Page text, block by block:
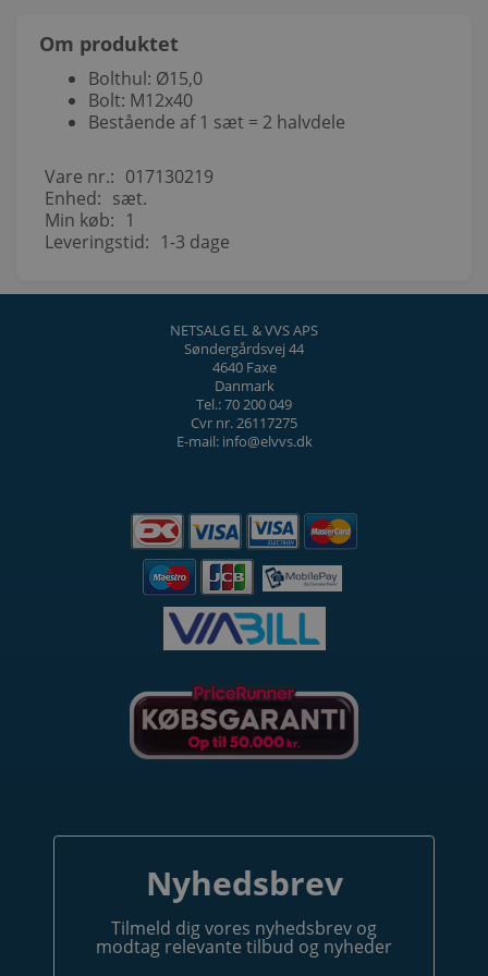
Om produktet
Bolthul: Ø15,0
Bolt: M12x40
Bestående af 1 sæt = 2 halvdele
Vare nr.: 017130219
Enhed: sæt.
Min køb: 1
Leveringstid: 1-3 dage
NETSALG EL & VVS APS
Søndergårdsvej 44
4640 Faxe
Danmark
Tel.: 70 200 049
Cvr nr. 26117275
E-mail: info@elvvs.dk
Nyhedsbrev
Tilmeld dig vores nyhedsbrev og
modtag relevante tilbud og nyheder
DELTAG OG VIND